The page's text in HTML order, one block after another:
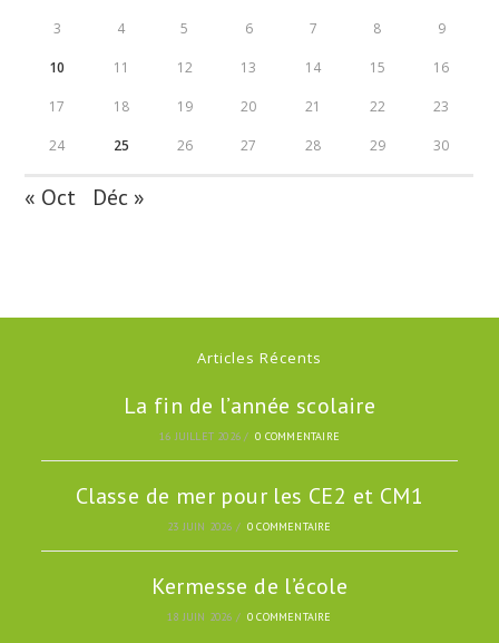
3 4 5 6 7 8 9
10 11 12 13 14 15 16
17 18 19 20 21 22 23
24 25 26 27 28 29 30
« Oct Déc »
Articles Récents
La fin de l’année scolaire
16 JUILLET 2026 / 0 COMMENTAIRE
Classe de mer pour les CE2 et CM1
23 JUIN 2026 / 0 COMMENTAIRE
Kermesse de l’école
18 JUIN 2026 / 0 COMMENTAIRE